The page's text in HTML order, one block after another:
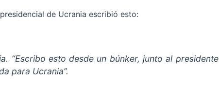
de Ucrania escribió esto:
“Escribo esto desde un búnker, junto al presidente
para Ucrania”.